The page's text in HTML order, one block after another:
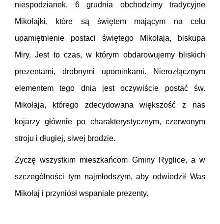
niespodzianek. 6 grudnia obchodzimy tradycyjne
Mikołajki, które są świętem mającym na celu
upamiętnienie postaci świętego Mikołaja, biskupa
Miry. Jest to czas, w którym obdarowujemy bliskich
prezentami, drobnymi upominkami. Nierozłącznym
elementem tego dnia jest oczywiście postać św.
Mikołaja, którego zdecydowana większość z nas
kojarzy głównie po charakterystycznym, czerwonym
stroju i długiej, siwej brodzie.
Życzę wszystkim mieszkańcom Gminy Ryglice, a w
szczególności tym najmłodszym, aby odwiedził Was
Mikołaj i przyniósł wspaniałe prezenty.